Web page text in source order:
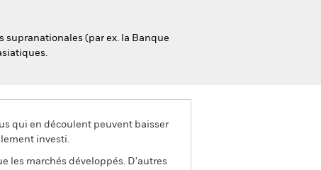
supranationales (par ex. la Banque
qui en découlent peuvent baisser
investi.
les marchés développés. D'autres